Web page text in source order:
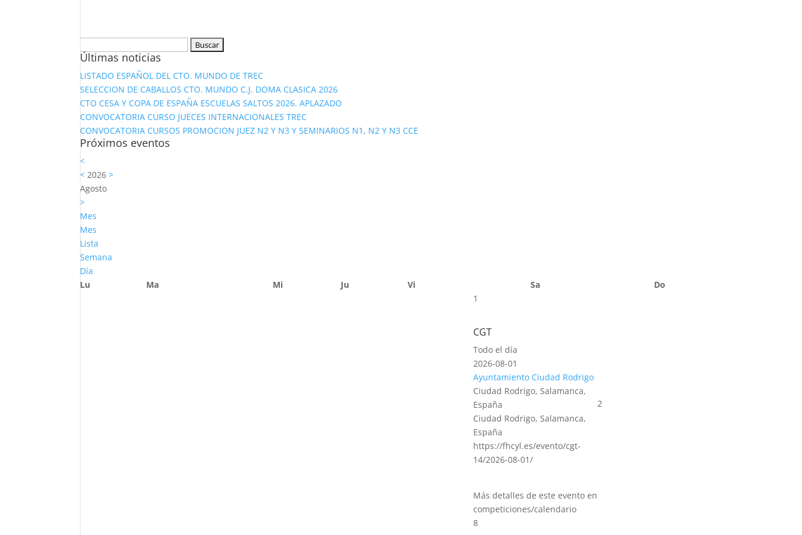
Últimas noticias
LISTADO ESPAÑOL DEL CTO. MUNDO DE TREC
SELECCION DE CABALLOS CTO. MUNDO C.J. DOMA CLASICA 2026
CTO CESA Y COPA DE ESPAÑA ESCUELAS SALTOS 2026. APLAZADO
CONVOCATORIA CURSO JUECES INTERNACIONALES TREC
CONVOCATORIA CURSOS PROMOCION JUEZ N2 Y N3 Y SEMINARIOS N1, N2 Y N3 CCE
Próximos eventos
<
< 2026>
Agosto
>
Mes
Mes
Lista
Semana
Día
Lu
Ma Mi Ju Vi Sa
Do
1
CGT
Todo el día
2026-08-01
Ayuntamiento Ciudad Rodrigo
Ciudad Rodrigo, Salamanca,
España
Ciudad Rodrigo, Salamanca,
España
https://fhcyl.es/evento/cgt-
14/2026-08-01/
Más detalles de este evento en
competiciones/calendario
2
8